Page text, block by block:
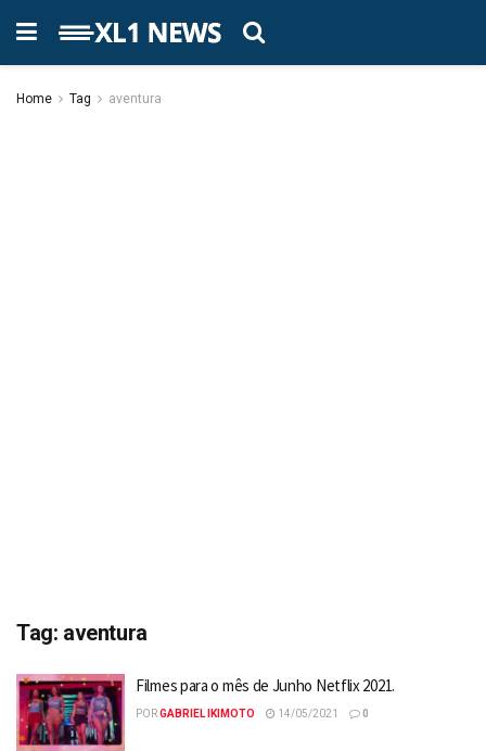
Home Tag aventura
Tag: aventura
Filmes para o mês de Junho Netflix 2021.
PORGABRIEL IKIMOTO 14/05/2021 0